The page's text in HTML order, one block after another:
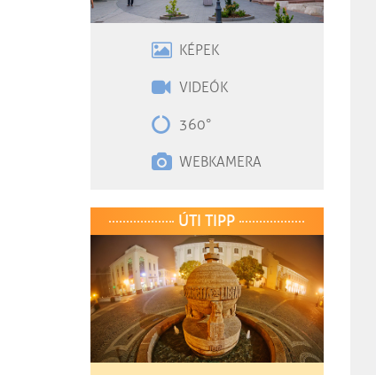
KÉPEK
VIDEÓK
360°
WEBKAMERA
ÚTI TIPP